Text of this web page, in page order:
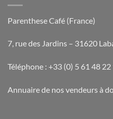
Parenthese Café (France)
7, rue des Jardins – 31620
Téléphone : +33 (0) 5 61 48
Annuaire de nos vendeurs à